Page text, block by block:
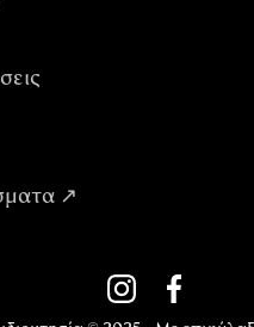
↗